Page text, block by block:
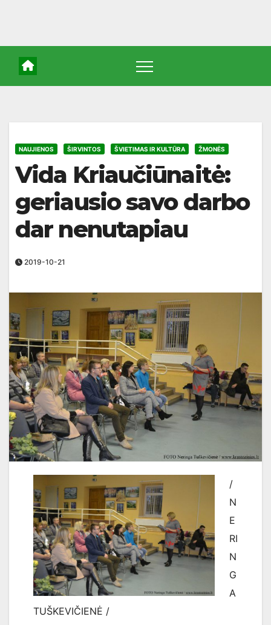
NAUJIENOS ŠIRVINTOS ŠVIETIMAS IR KULTŪRA ŽMONĖS
Vida Kriaučiūnaitė:
geriausio savo darbo
dar nenutapiau
2019-10-21
/
N
E
RI
N
G
A
TUŠKEVIČIENĖ /